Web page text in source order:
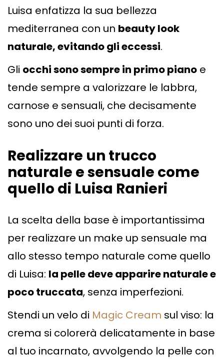
Luisa enfatizza la sua bellezza
mediterranea con un beauty look
naturale, evitando gli eccessi.
Gli occhi sono sempre in primo piano e
tende sempre a valorizzare le labbra,
carnose e sensuali, che decisamente
sono uno dei suoi punti di forza.
Realizzare un trucco
naturale e sensuale come
quello di Luisa Ranieri
La scelta della base è importantissima
per realizzare un make up sensuale ma
allo stesso tempo naturale come quello
di Luisa: la pelle deve apparire naturale e
poco truccata, senza imperfezioni.
Stendi un velo di Magic Cream sul viso: la
crema si colorerà delicatamente in base
al tuo incarnato, avvolgendo la pelle con